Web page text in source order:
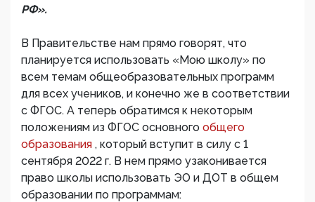
РФ».
В Правительстве нам прямо говорят, что
планируется использовать «Мою школу» по
всем темам общеобразовательных программ
для всех учеников, и конечно же в соответствии
с ФГОС. А теперь обратимся к некоторым
положениям из ФГОС основного общего
образования , который вступит в силу с 1
сентября 2022 г. В нем прямо узаконивается
право школы использовать ЭО и ДОТ в общем
образовании по программам: